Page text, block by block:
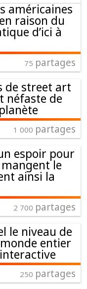
américaines
raison du
d’ici à
75 partages
de street art
néfaste de
1 000 partages
espoir pour
le
ainsi la
2 700 partages
le niveau de
entier
250 partages